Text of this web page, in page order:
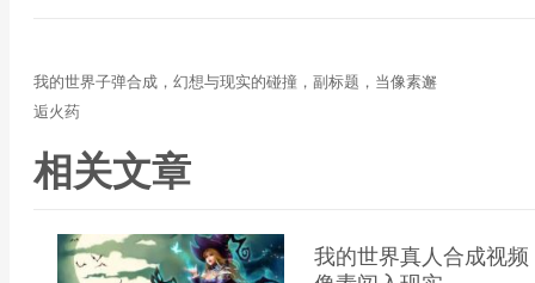
我的世界子弹合成，幻想与现实的碰撞，副标题，当像素邂
逅火药
相关文章
我的世界真人合成视